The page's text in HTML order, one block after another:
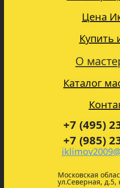
Цена
Купить
О
Каталог
+7 (495)
+7 (985)
Московская
ул.Северная, д.5,